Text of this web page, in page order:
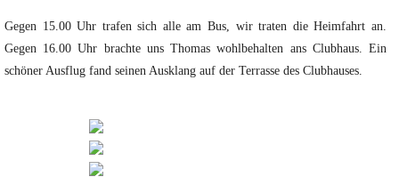
Gegen 15.00 Uhr trafen sich alle am Bus, wir traten die Heimfahrt an.
Gegen 16.00 Uhr brachte uns Thomas wohlbehalten ans Clubhaus. Ein
schöner Ausflug fand seinen Ausklang auf der Terrasse des Clubhauses.